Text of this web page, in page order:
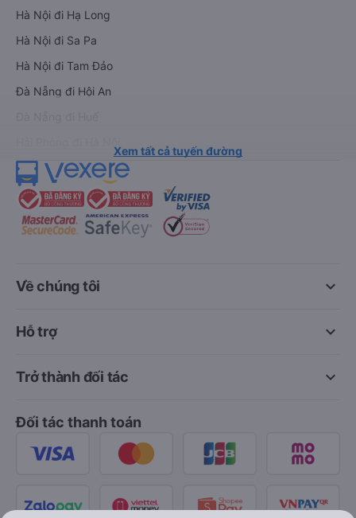
Hà Nội đi Hạ Long
Hà Nội đi Sa Pa
Hà Nội đi Tam Đảo
Đà Nẵng đi Hội An
Xem tất cả tuyến đường
keyboard_arrow_down
Về chúng tôi
keyboard_arrow_down
Hỗ trợ
keyboard_arrow_down
Trở thành đối tác
Đối tác thanh toán